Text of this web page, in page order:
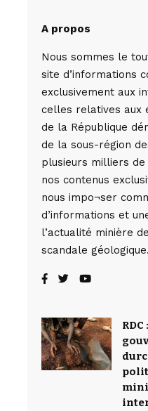
A propos
Nous sommes le
site d’informations
exclusivement aux
celles relatives aux
de la République
de la sous-région
plusieurs milliers
nos contenus
nous impo¬ser
d’informations et
l’actualité minière
scandale géologique.
RDC